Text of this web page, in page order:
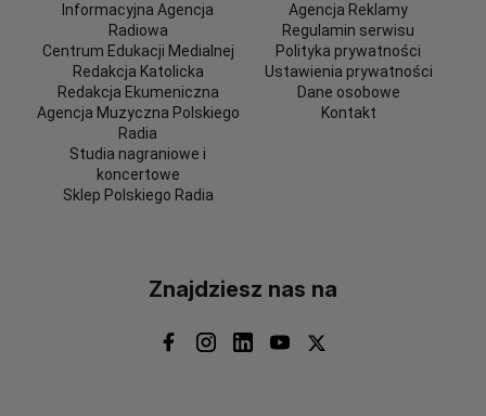
Informacyjna Agencja
Radiowa
Centrum Edukacji Medialnej
Redakcja Katolicka
Redakcja Ekumeniczna
Agencja Muzyczna Polskiego
Radia
Studia nagraniowe i
koncertowe
Sklep Polskiego Radia
Agencja Reklamy
Regulamin serwisu
Polityka prywatności
Ustawienia prywatności
Dane osobowe
Kontakt
Znajdziesz nas na